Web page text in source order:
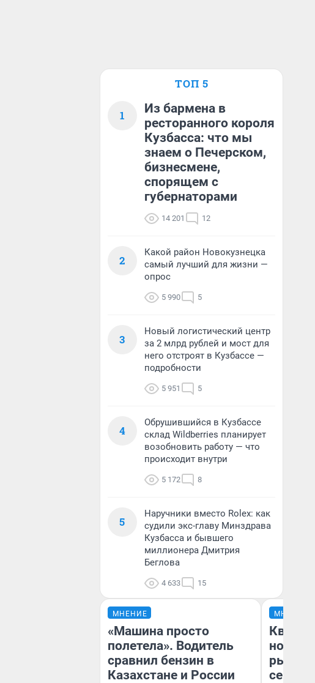
ТОП 5
1
Из бармена в
ресторанного короля
Кузбасса: что мы
знаем о Печерском,
бизнесмене,
спорящем с
губернаторами
14 201 12
2
Какой район Новокузнецка
самый лучший для жизни —
опрос
5 990 5
3
Новый логистический центр
за 2 млрд рублей и мост для
него отстроят в Кузбассе —
подробности
5 951 5
4
Обрушившийся в Кузбассе
склад Wildberries планирует
возобновить работу — что
происходит внутри
5 172 8
5
Наручники вместо Rolex: как
судили экс-главу Минздрава
Кузбасса и бывшего
миллионера Дмитрия
Беглова
4 633 15
МНЕНИЕ
«Машина просто
полетела». Водитель
сравнил бензин в
Казахстане и России
МНЕНИЕ
но
рынок